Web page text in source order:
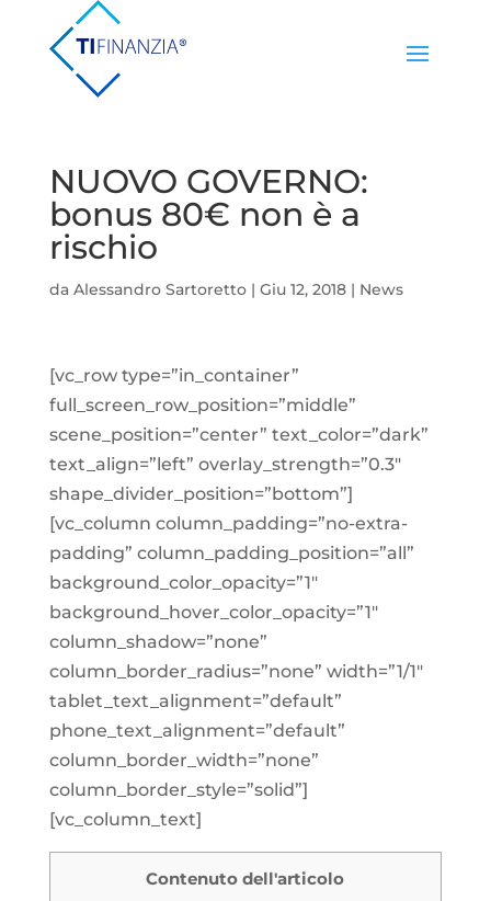
NUOVO GOVERNO:
bonus 80€ non è a
rischio
da Alessandro Sartoretto| Giu 12, 2018| News
[vc_row type=”in_container”
full_screen_row_position=”middle”
scene_position=”center” text_color=”dark”
text_align=”left” overlay_strength=”0.3″
shape_divider_position=”bottom”]
[vc_column column_padding=”no-extra-
padding” column_padding_position=”all”
background_color_opacity=”1″
background_hover_color_opacity=”1″
column_shadow=”none”
column_border_radius=”none” width=”1/1″
tablet_text_alignment=”default”
phone_text_alignment=”default”
column_border_width=”none”
column_border_style=”solid”]
[vc_column_text]
Contenuto dell'articolo